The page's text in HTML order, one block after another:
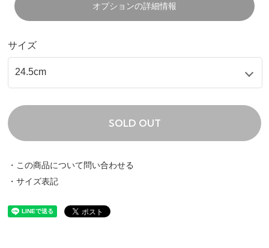
オプションの詳細情報
サイズ
SOLD OUT
・この商品について問い合わせる
・サイズ表記
24.5cm
20,700円(税込)
25.0cm